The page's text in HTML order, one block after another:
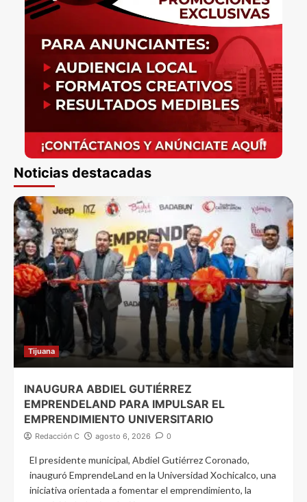
Noticias destacadas
Tijuana
INAUGURA ABDIEL GUTIÉRREZ
EMPRENDELAND PARA IMPULSAR EL
EMPRENDIMIENTO UNIVERSITARIO
Redacción C agosto 6, 2026 0
El presidente municipal, Abdiel Gutiérrez Coronado,
inauguró EmprendeLand en la Universidad Xochicalco, una
iniciativa orientada a fomentar el emprendimiento, la